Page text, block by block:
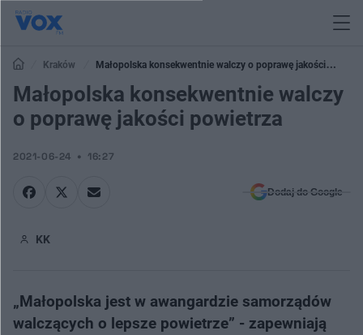
Kraków
Małopolska konsekwentnie walczy o poprawę jakości
powietrza
Małopolska konsekwentnie walczy
o poprawę jakości powietrza
2021-06-24 16:27
Dodaj do Google
KK
„Małopolska jest w awangardzie samorządów
walczących o lepsze powietrze” - zapewniają